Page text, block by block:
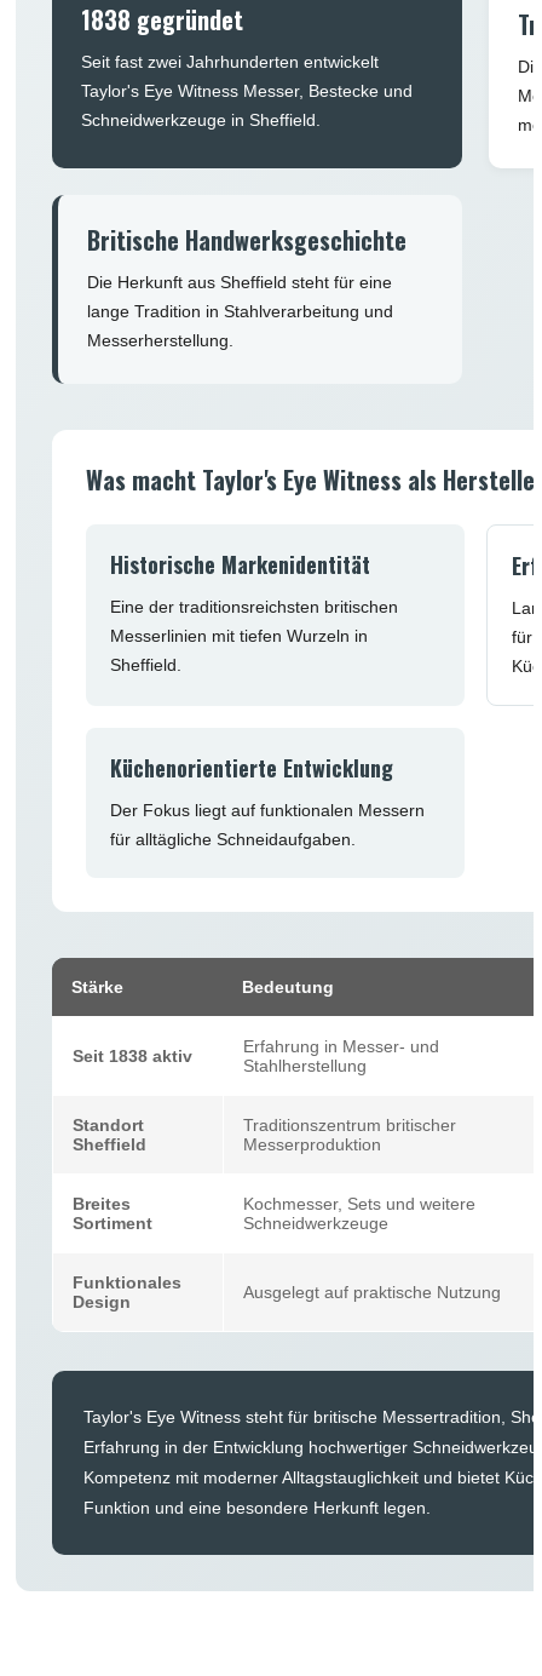
1838 gegründet
Seit fast zwei Jahrhunderten entwickelt
Taylor's Eye Witness Messer, Bestecke und
Schneidwerkzeuge in Sheffield.
Britische Handwerksgeschichte
Die Herkunft aus Sheffield steht für eine
lange Tradition in Stahlverarbeitung und
Messerherstellung.
Was macht Taylor's Eye Witness als
Historische Markenidentität
Eine der traditionsreichsten britischen
Messerlinien mit tiefen Wurzeln in
Sheffield.
für
Küchenorientierte Entwicklung
Der Fokus liegt auf funktionalen Messern
für alltägliche Schneidaufgaben.
Stärke Bedeutung
Seit 1838 aktiv
Erfahrung in Messer- und
Stahlherstellung
Standort
Sheffield
Traditionszentrum britischer
Messerproduktion
Breites
Sortiment
Kochmesser, Sets und weitere
Schneidwerkzeuge
Funktionales
Design
Ausgelegt auf praktische Nutzung
Taylor's Eye Witness steht für britische Messertradition,
Erfahrung in der Entwicklung hochwertiger
Kompetenz mit moderner Alltagstauglichkeit und bietet
Funktion und eine besondere Herkunft legen.